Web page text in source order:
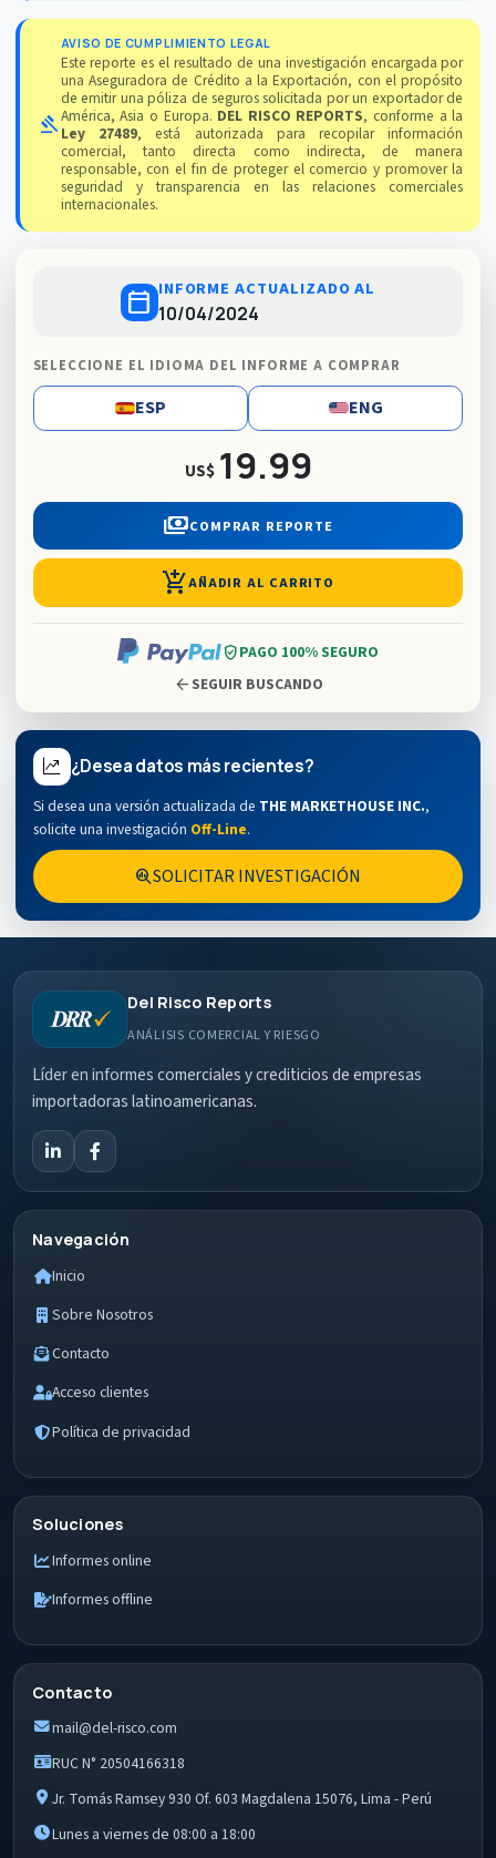
gavel
AVISO DE CUMPLIMIENTO LEGAL
Este reporte es el resultado de una investigación encargada por
una Aseguradora de Crédito a la Exportación, con el propósito
de emitir una póliza de seguros solicitada por un exportador de
América, Asia o Europa. DEL RISCO REPORTS, conforme a la
Ley 27489, está autorizada para recopilar información
comercial, tanto directa como indirecta, de manera
responsable, con el fin de proteger el comercio y promover la
seguridad y transparencia en las relaciones comerciales
internacionales.
calendar_today INFORME ACTUALIZADO AL
10/04/2024
SELECCIONE EL IDIOMA DEL INFORME A COMPRAR
ESP ENG
US$ 19.99
paymentsCOMPRAR REPORTE
add_shopping_cartAÑADIR AL CARRITO
verified_userPAGO 100% SEGURO
arrow_back SEGUIR BUSCANDO
¿Desea datos más recientes?
Si desea una versión actualizada de THE MARKETHOUSE INC.,
solicite una investigación Off-Line.
search_insightsSOLICITAR INVESTIGACIÓN
Del Risco Reports
ANÁLISIS COMERCIAL Y RIESGO
Líder en informes comerciales y crediticios de empresas
importadoras latinoamericanas.
Navegación
Inicio
Sobre Nosotros
Contacto
Acceso clientes
Política de privacidad
Soluciones
Informes online
Informes offline
Contacto
mail@del-risco.com
RUC N° 20504166318
Jr. Tomás Ramsey 930 Of. 603 Magdalena 15076, Lima - Perú
Lunes a viernes de 08:00 a 18:00